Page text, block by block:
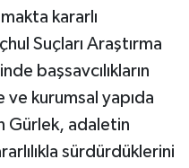
kararlı
Suçları Araştırma
başsavcılıkların
kurumsal yapıda
Gürlek, adaletin
sürdürdüklerini